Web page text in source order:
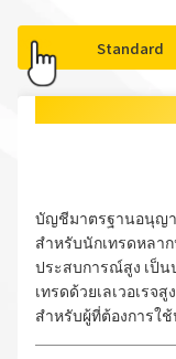
Standard
บัญชีมาตรฐานอนุญา
สำหรับนักเทรดหลา
ประสบการณ์สูง เป็
เทรดด้วยเลเวอเรจ
สำหรับผู้ที่ต้องการใ